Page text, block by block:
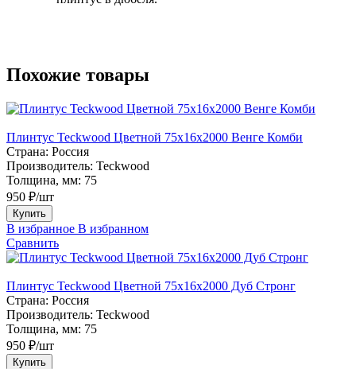
Похожие товары
Плинтус Teckwood Цветной 75х16х2000 Венге Комби
Страна: Россия
Производитель: Teckwood
Толщина, мм: 75
950 ₽/шт
Купить
В избранное В избранном
Сравнить
Плинтус Teckwood Цветной 75х16х2000 Дуб Стронг
Страна: Россия
Производитель: Teckwood
Толщина, мм: 75
950 ₽/шт
Купить